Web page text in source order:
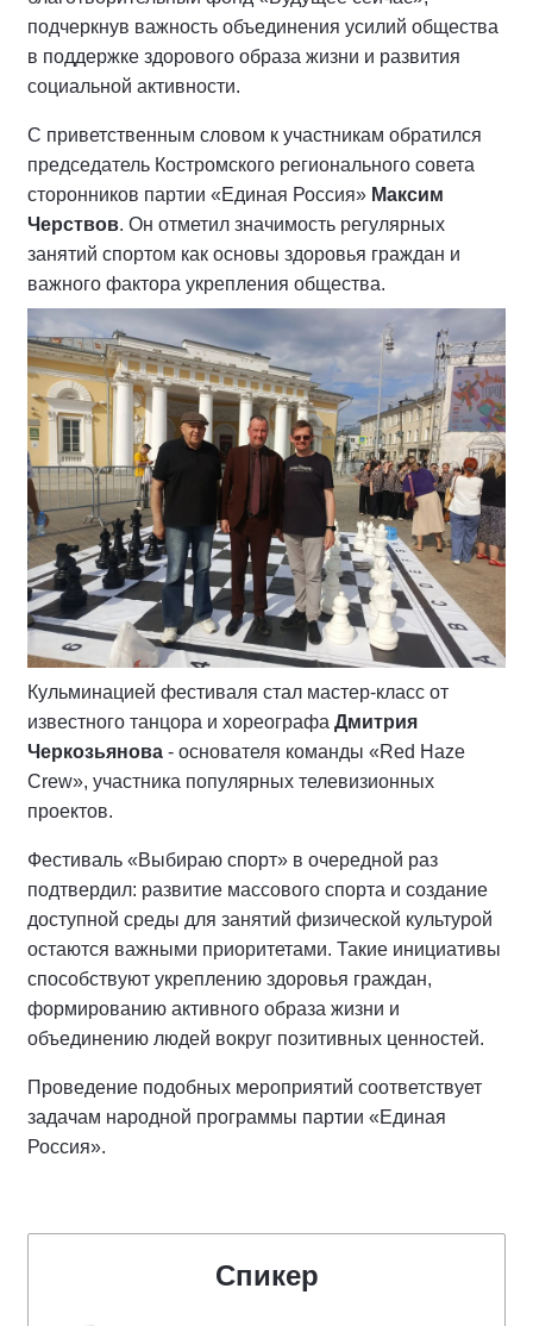
подчеркнув важность объединения усилий общества
в поддержке здорового образа жизни и развития
социальной активности.
С приветственным словом к участникам обратился
председатель Костромского регионального совета
сторонников партии «Единая Россия» Максим
Черствов. Он отметил значимость регулярных
занятий спортом как основы здоровья граждан и
важного фактора укрепления общества.
Кульминацией фестиваля стал мастер-класс от
известного танцора и хореографа Дмитрия
Черкозьянова - основателя команды «Red Haze
Crew», участника популярных телевизионных
проектов.
Фестиваль «Выбираю спорт» в очередной раз
подтвердил: развитие массового спорта и создание
доступной среды для занятий физической культурой
остаются важными приоритетами. Такие инициативы
способствуют укреплению здоровья граждан,
формированию активного образа жизни и
объединению людей вокруг позитивных ценностей.
Проведение подобных мероприятий соответствует
задачам народной программы партии «Единая
Россия».
Спикер